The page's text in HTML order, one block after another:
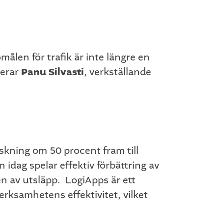
för trafik är inte längre en
Panu Silvasti, verkställande
om 50 procent fram till
idag spelar effektiv förbättring av
av utsläpp. LogiApps är ett
effektivitet, vilket